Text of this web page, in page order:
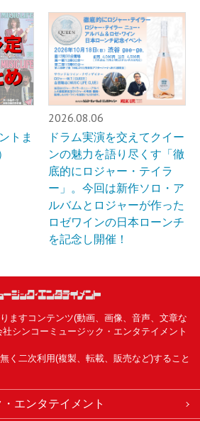
トま
2026.08.06
ドラム実演を交えてクイー
ンの魅力を語り尽くす「徹
底的にロジャー・テイラ
ー」。今回は新作ソロ・ア
ルバムとロジャーが作った
ロゼワインの日本ローンチ
を記念し開催！
ますコンテンツ(動画、画像、音声、文章な
シンコーミュージック・エンタテイメント
く二次利用(複製、転載、販売など)すること
エンタテイメント